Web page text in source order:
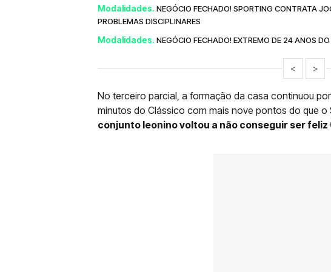
Modalidades. NEGÓCIO FECHADO! SPORTING CONTRATA
PROBLEMAS DISCIPLINARES
Modalidades. NEGÓCIO FECHADO! EXTREMO DE 24 ANOS
< >
No terceiro parcial, a formação da casa continuou
minutos do Clássico com mais nove pontos do que
conjunto leonino voltou a não conseguir ser feliz